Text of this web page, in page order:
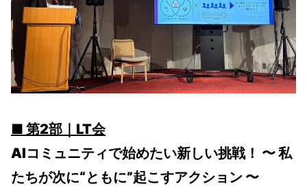
■ 第2部｜LT会
AIコミュニティで始めたい新しい挑戦！ 〜 私
たちが次に“ともに”起こすアクション 〜